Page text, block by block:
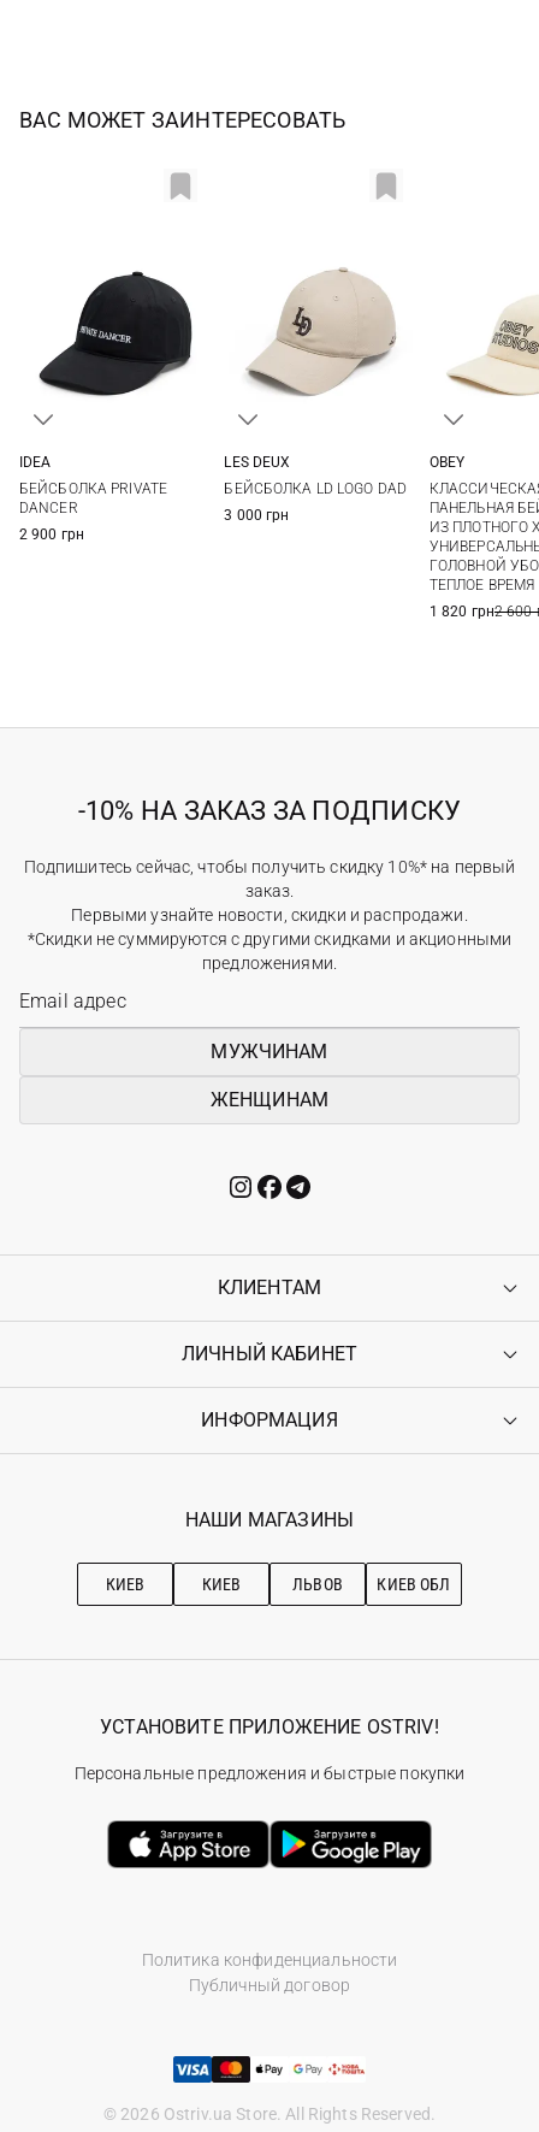
ВАС МОЖЕТ ЗАИНТЕРЕСОВАТЬ
IDEA
БЕЙСБОЛКА PRIVATE
DANCER
2 900 грн
LES DEUX
БЕЙСБОЛКА LD LOGO DAD
3 000 грн
OBEY
ПАНЕЛЬНАЯ
ИЗ ПЛОТНОГО
ГОЛОВНОЙ
ТЕПЛОЕ ВРЕМЯ
1 820 грн2 600
-10% НА ЗАКАЗ ЗА ПОДПИСКУ
Подпишитесь сейчас, чтобы получить скидку 10%* на первый
заказ.
Первыми узнайте новости, скидки и распродажи.
*Скидки не суммируются с другими скидками и акционными
предложениями.
МУЖЧИНАМ
ЖЕНЩИНАМ
КЛИЕНТАМ
Контакты
Возврат
Гарантия
ЛИЧНЫЙ КАБИНЕТ
Войти
Ostriv Club+
ИНФОРМАЦИЯ
Наши магазини
Рекомендации по уходу
НАШИ МАГАЗИНЫ
КИЕВ КИЕВ ЛЬВОВ КИЕВ ОБЛ
Политика конфиденциальности
Публичный договор
© 2026 Ostriv.ua Store. All Rights Reserved.
УСТАНОВИТЕ ПРИЛОЖЕНИЕ OSTRIV!
Персональные предложения и быстрые покупки